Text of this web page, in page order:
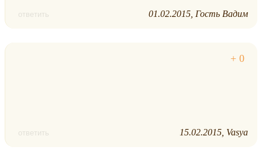
ответить 01.02.2015 Гость Вадим
ответить 15.02.2015 Vasya